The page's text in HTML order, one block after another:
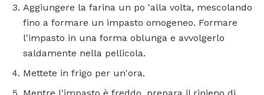
Aggiungere la farina un po 'alla volta, mescolando
fino a formare un impasto omogeneo. Formare
l'impasto in una forma oblunga e avvolgerlo
saldamente nella pellicola.
Mettete in frigo per un'ora.
Mentre l'impasto è freddo, prepara il ripieno di